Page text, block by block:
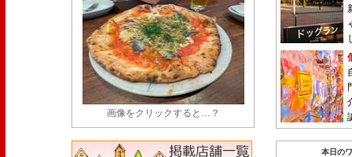
画像をクリックすると…？
本日の